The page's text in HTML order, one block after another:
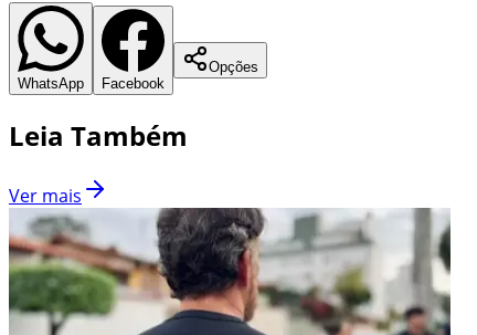
WhatsApp Facebook
Opções
Leia Também
Ver mais